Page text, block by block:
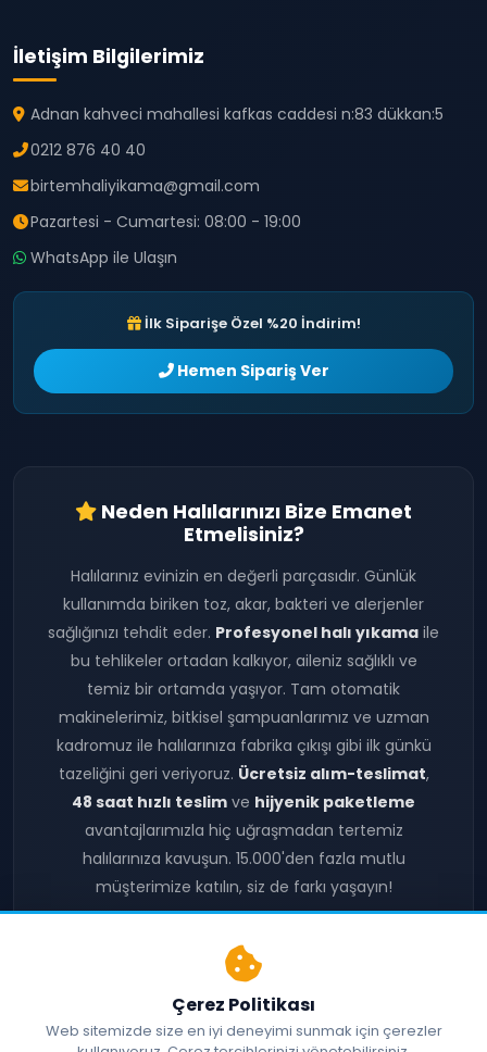
İletişim Bilgilerimiz
Adnan kahveci mahallesi kafkas caddesi n:83 dükkan:5
0212 876 40 40
birtemhaliyikama@gmail.com
Pazartesi - Cumartesi: 08:00 - 19:00
WhatsApp ile Ulaşın
İlk Siparişe Özel %20 İndirim!
Hemen Sipariş Ver
Neden Halılarınızı Bize Emanet
Etmelisiniz?
Halılarınız evinizin en değerli parçasıdır. Günlük
kullanımda biriken toz, akar, bakteri ve alerjenler
sağlığınızı tehdit eder. Profesyonel halı yıkama ile
bu tehlikeler ortadan kalkıyor, aileniz sağlıklı ve
temiz bir ortamda yaşıyor. Tam otomatik
makinelerimiz, bitkisel şampuanlarımız ve uzman
kadromuz ile halılarınıza fabrika çıkışı gibi ilk günkü
tazeliğini geri veriyoruz. Ücretsiz alım-teslimat,
48 saat hızlı teslim ve hijyenik paketleme
avantajlarımızla hiç uğraşmadan tertemiz
halılarınıza kavuşun. 15.000'den fazla mutlu
müşterimize katılın, siz de farkı yaşayın!
Müşteri Yorumları
Fiyatlarımız
Çerez Politikası
Web sitemizde size en iyi deneyimi sunmak için çerezler